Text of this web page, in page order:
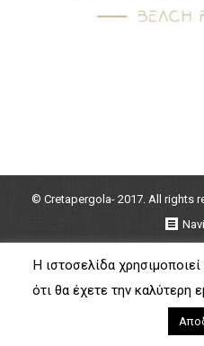
© Cretapergola- 2017. All rights
Η ιστοσελίδα
ότι θα έχετε την καλύτερη